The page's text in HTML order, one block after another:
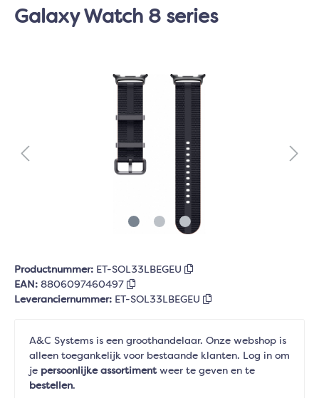
Galaxy Watch 8 series
Productnummer: ET-SOL33LBEGEU
EAN: 8806097460497
Leveranciernummer: ET-SOL33LBEGEU
A&C Systems is een groothandelaar. Onze webshop is
alleen toegankelijk voor bestaande klanten. Log in om
je persoonlijke assortimentweer te geven en te
bestellen.